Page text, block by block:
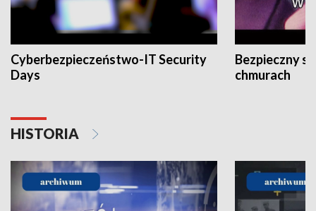
Cyberbezpieczeństwo-IT Security
Days
Bezpieczny
chmurach
HISTORIA